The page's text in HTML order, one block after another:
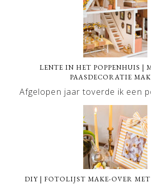
LENTE IN HET POPPENHUIS |
PAASDECORATIE
Afgelopen jaar toverde ik een
DIY | FOTOLIJST MAKE-OVER MET